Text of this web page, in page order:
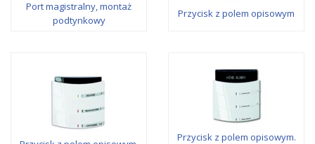
Port magistralny, montaż
podtynkowy
Przycisk z polem opisowym
Przycisk z polem opisowym.